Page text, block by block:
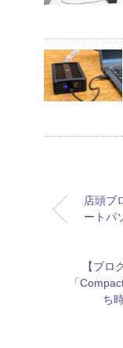
店頭ブ
ートパ
【ブロ
「
ち